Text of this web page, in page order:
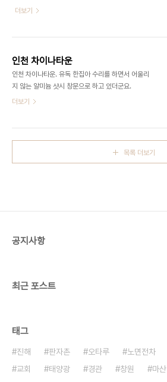
해. 1950년대 피란시절 문화예술인의 정신적 고향
있다. ​​
더보기
인천 차이나타운
​​인천 차이나타운. 유독 한집아 수리를 하면서 어울리
지 않는 알미늄 샷시 창문으로 하고 있더군요. ​​​​
더보기
목록 더보기
공지사항
최근 포스트
태그
진해 판자촌 오타루 노면전차
교회
태양광 경관 창원 마산